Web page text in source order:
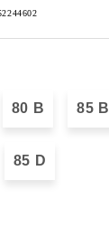
80 B 85 B
85 D